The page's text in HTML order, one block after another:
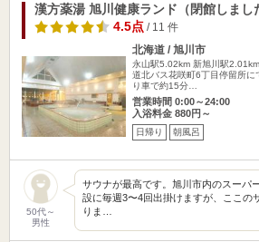
漢方薬湯 旭川健康ランド（閉館しまし
4.5点/ 11 件
北海道 / 旭川市
永山駅5.02km 新旭川駅2.01km
道北バス花咲町6丁目停留所に
り車で約15分…
営業時間 0:00～24:00
入浴料金 880円～
日帰り 朝風呂
50代～
男性
サウナが最高です。旭川市内のスーパ
設に毎週3〜4回出掛けますが、ここの
りま…